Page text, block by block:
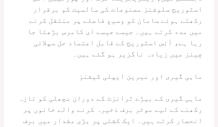
اسٹوریج سلوشنز مصنوعات کی سالمیت کو برقرار
رکھتے ہوئے سامان کو وسیع فاصلے پر منتقل کرنے
میں مدد کرتے ہیں۔ جیسے جیسے ای کامرس بڑھتا جا
رہا ہے، آئس اسٹوریج کے قابل اعتماد حل سپلائی
چینز میں زیادہ ناگزیر ہو گئے ہیں۔
ماہی گیری اور میرین ایپلی کیشنز
ماہی گیری کے بیڑے ٹرانزٹ کے دوران مچھلی کو تازہ
رکھنے کے لیے موثر برف ذخیرہ کرنے والے خانوں پر
انحصار کرتے ہیں۔ ایک کشتی پر بڑی مقدار میں برف